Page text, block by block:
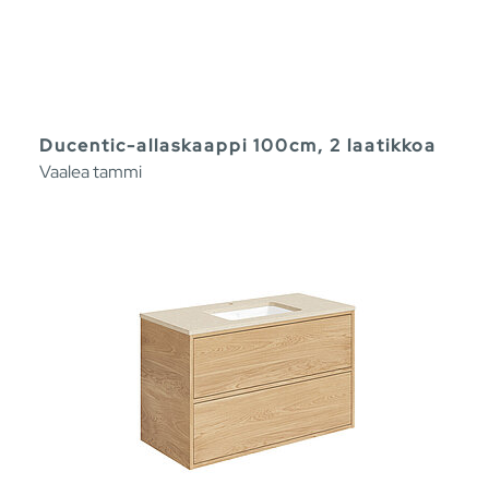
Ducentic-allaskaappi 100cm, 2 laatikkoa
Vaalea tammi